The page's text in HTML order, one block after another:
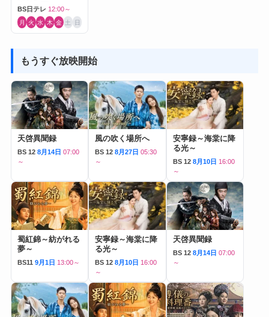
BS日テレ 12:00～
月 火 水 木 金 土 日
もうすぐ放映開始
天啓異聞録
BS 12 8月14日 07:00
～
風の吹く場所へ
BS 12 8月27日 05:30
～
安寧録～海棠に降
る光～
BS 12 8月10日 16:00
～
蜀紅錦～紡がれる
夢～
BS11 9月1日 13:00～
安寧録～海棠に降
る光～
BS 12 8月10日 16:00
～
天啓異聞録
BS 12 8月14日 07:00
～